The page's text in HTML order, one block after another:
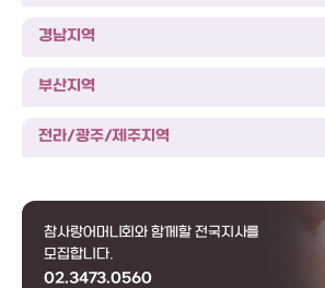
경남지역
부산지역
전라/광주/제주지역
참사랑어머니회와 함께할 전국지사를
모집합니다.
02.3473.0560